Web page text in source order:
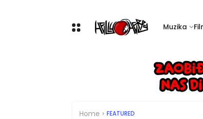
Muzika
Home FEATURED